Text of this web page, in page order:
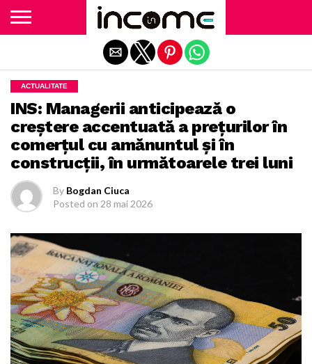
ACTUALITATE
INS: Managerii anticipează o
creștere accentuată a prețurilor în
comerțul cu amănuntul și în
construcții, în următoarele trei luni
By Bogdan Ciuca
Posted on 28 mai 2026
Exit mobile version